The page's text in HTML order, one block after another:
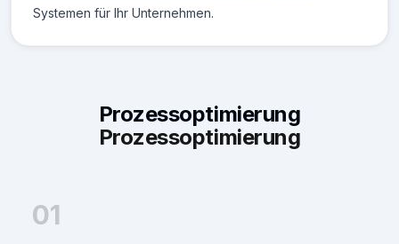
Systemen für Ihr Unternehmen.
Prozessoptimierung
Prozessoptimierung
01